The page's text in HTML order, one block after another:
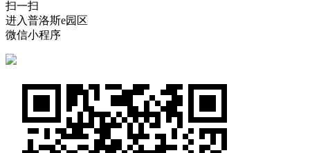
扫一扫
进入普洛斯e园区
微信小程序